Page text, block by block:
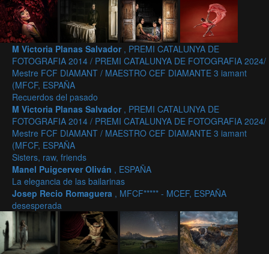
M Victoria Planas Salvador , PREMI CATALUNYA DE
FOTOGRAFIA 2014 / PREMI CATALUNYA DE FOTOGRAFIA 2024/
Mestre FCF DIAMANT / MAESTRO CEF DIAMANTE 3 iamant
(MFCF, ESPAÑA
Recuerdos del pasado
M Victoria Planas Salvador , PREMI CATALUNYA DE
FOTOGRAFIA 2014 / PREMI CATALUNYA DE FOTOGRAFIA 2024/
Mestre FCF DIAMANT / MAESTRO CEF DIAMANTE 3 iamant
(MFCF, ESPAÑA
Sisters, raw, friends
Manel Puigcerver Oliván , ESPAÑA
La elegancia de las bailarinas
Josep Recio Romaguera , MFCF***** - MCEF, ESPAÑA
desesperada